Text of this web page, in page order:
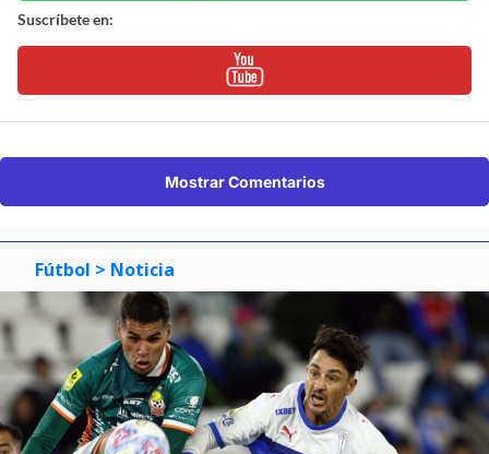
Suscríbete en:
Mostrar Comentarios
Fútbol > Noticia